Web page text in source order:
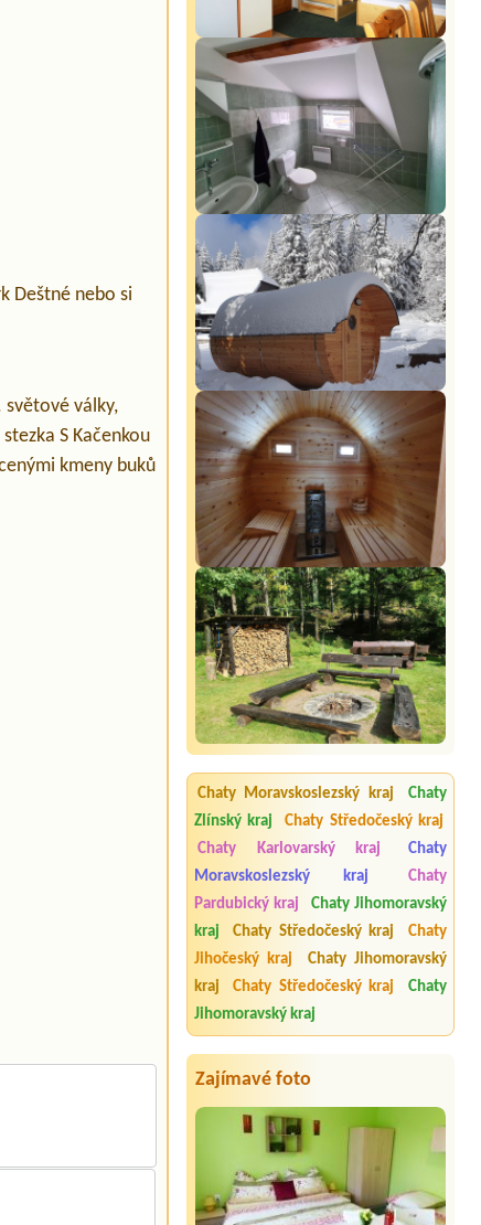
Chaty Moravskoslezský kraj
Chaty
Zlínský kraj
Chaty Středočeský kraj
Chaty Karlovarský kraj
Chaty
Moravskoslezský kraj
Chaty
Pardubický kraj
Chaty Jihomoravský
kraj
Chaty Středočeský kraj
Chaty
Jihočeský kraj
Chaty Jihomoravský
kraj
Chaty Středočeský kraj
Chaty
Jihomoravský kraj
Zajímavé foto
Deštné nebo si
světové války,
S Kačenkou
kmeny buků